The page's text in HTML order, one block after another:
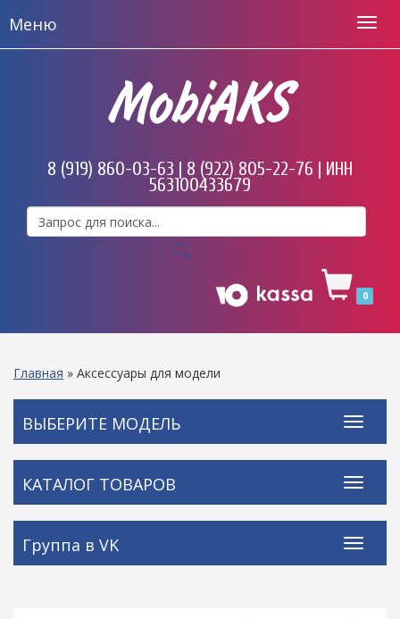
Меню
MobiAKS
8 (919) 860-03-63 | 8 (922) 805-22-76 | ИНН
563100433679
0
Главная » Аксессуары для модели
ВЫБЕРИТЕ МОДЕЛЬ
КАТАЛОГ ТОВАРОВ
Группа в VK